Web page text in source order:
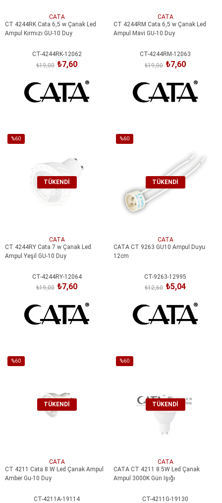
CATA
CT 4244RK Cata 6,5 w Çanak Led
Ampul Kırmızı GU-10 Duy
CT-4244RK-12062
₺7,60
₺19,00
CATA
CT 4244RM Cata 6,5 w Çanak Led
Ampul Mavi GU-10 Duy
CT-4244RM-12063
₺7,60
₺19,00
%60
TÜKENDI
CATA
CT 4244RY Cata 7 w Çanak Led
Ampul Yeşil GU-10 Duy
CT-4244RY-12064
₺7,60
₺19,00
%60
TÜKENDI
CATA
CATA CT 9263 GU10 Ampul Duyu
12cm
CT-9263-12995
₺5,04
₺12,60
%60
TÜKENDI
CATA
CT 4211 Cata 8 W Led Çanak Ampul
Amber Gu-10 Duy
CT-4211A-19114
%60
TÜKENDI
CATA
CATA CT 4211 8.5W Led Çanak
Ampul 3000K Gün Işığı
CT-4211G-19130